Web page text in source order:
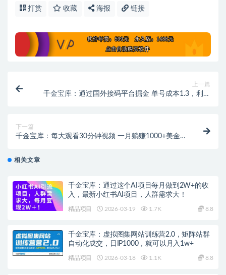
打赏 收藏 海报 链接
上一篇
千金宝库：通过国外接码平台掘金 单号成本1.3，利润
下一篇
千金宝库：每大观看30分钟视频 一月躺赚1000+美金!
相关文章
千金宝库：通过这个AI项目每月做到2W+的收
入，最新小红书AI项目，人群需求大！
精品项目 2026-03-19 1.7K 8.8
千金宝库：虚拟图集网站训练营2.0，矩阵站群
自动化成交，日IP1000，就可以月入1w+
精品项目 2026-03-18 1.1K 8.8